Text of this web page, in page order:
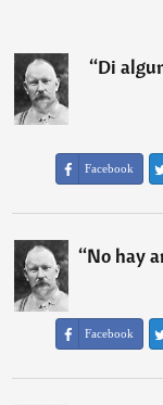
“Di
Facebook
“No hay
Facebook